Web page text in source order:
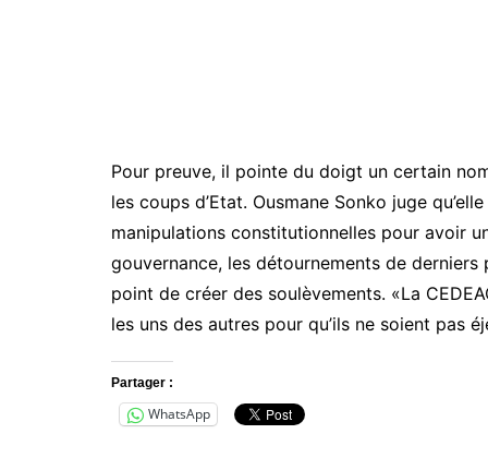
Pour preuve, il pointe du doigt un certain
les coups d’Etat. Ousmane Sonko juge
manipulations constitutionnelles pour avoir
gouvernance, les détournements de
point de créer des soulèvements. «La
les uns des autres pour qu’ils ne soient pas
Partager :
WhatsApp